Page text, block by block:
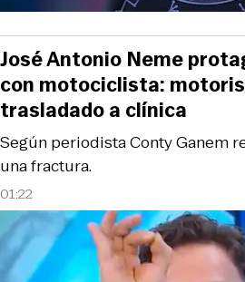
01:22
Según periodista Conty Ganem
una fractura.
José Antonio Neme
con motociclista:
trasladado a clínica